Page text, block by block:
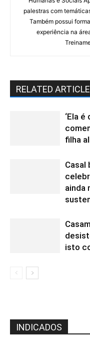
palestras com
Também possui
experiência na
RELATED
‘Ela
filha
Casal
ainda
isto
INDICADOS